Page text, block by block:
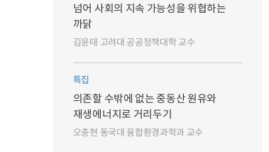
넘어 사회의 지속 가능성을 위협하는
까닭
김윤태 고려대 공공정책대학 교수
특집
의존할 수밖에 없는 중동산 원유와
재생에너지로 거리두기
오충현 동국대 융합환경과학과 교수